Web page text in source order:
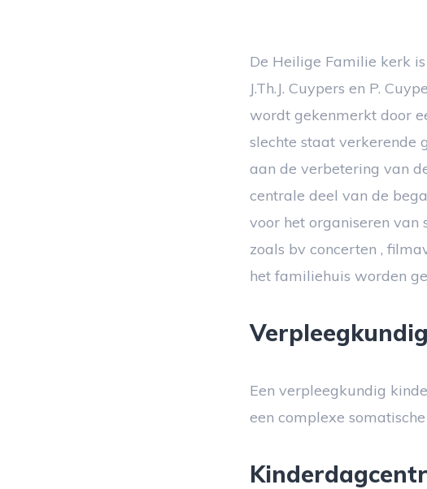
De Heilige Familie kerk
J.Th.J. Cuypers en P.
wordt gekenmerkt door
slechte staat verkerende
aan de verbetering van
centrale deel van de
voor het organiseren van
zoals bv concerten ,
het familiehuis worden
Een verpleegkundig
een complexe